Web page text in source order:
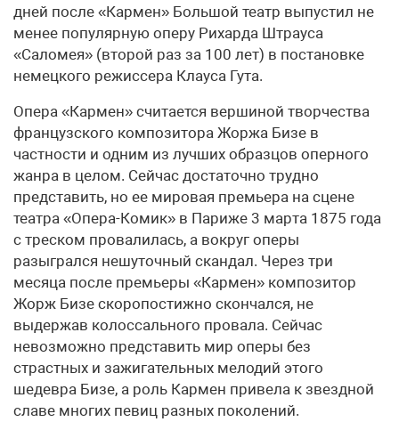
дней после «Кармен» Большой театр выпустил не
менее популярную оперу Рихарда Штрауса
«Саломея» (второй раз за 100 лет) в постановке
немецкого режиссера Клауса Гута.
Опера «Кармен» считается вершиной творчества
французского композитора Жоржа Бизе в
частности и одним из лучших образцов оперного
жанра в целом. Сейчас достаточно трудно
представить, но ее мировая премьера на сцене
театра «Опера-Комик» в Париже 3 марта 1875 года
с треском провалилась, а вокруг оперы
разыгрался нешуточный скандал. Через три
месяца после премьеры «Кармен» композитор
Жорж Бизе скоропостижно скончался, не
выдержав колоссального провала. Сейчас
невозможно представить мир оперы без
страстных и зажигательных мелодий этого
шедевра Бизе, а роль Кармен привела к звездной
славе многих певиц разных поколений.